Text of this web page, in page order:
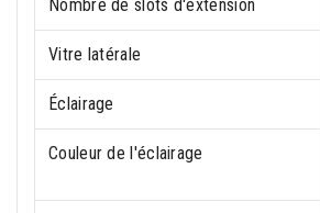
Nombre de slots d'extension
Vitre latérale
Éclairage
Couleur de l'éclairage